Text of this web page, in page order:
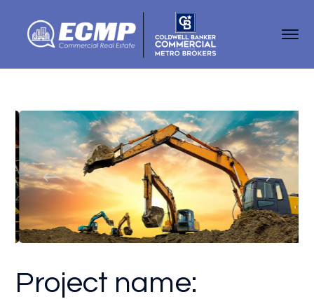
Project name: